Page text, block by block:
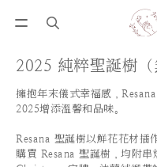
2025 純粹聖誕樹（
擁抱年末儀式幸福感，
2025增添溫馨和品味。
Resana 聖誕樹以鮮花花材插
購買 Resana 聖誕樹，均附